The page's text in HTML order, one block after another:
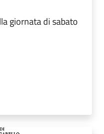
giornata di sabato